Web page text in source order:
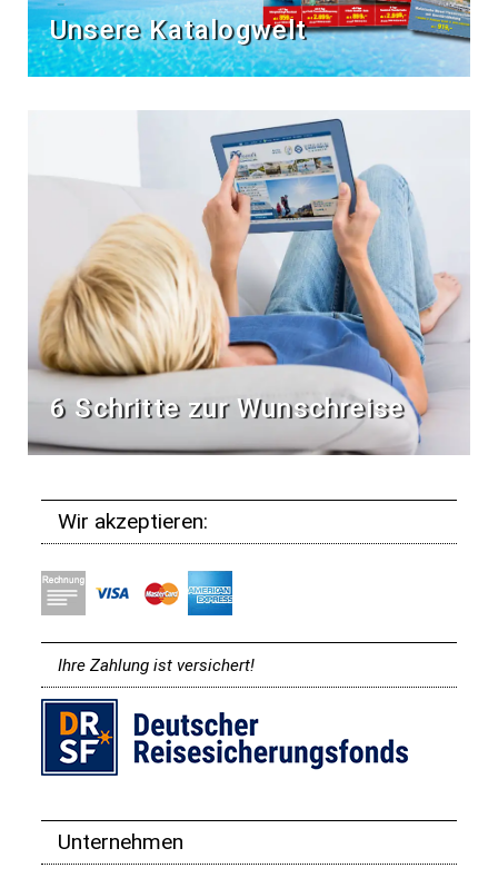
Unsere Katalogwelt
6 Schritte zur Wunschreise
Wir akzeptieren:
Ihre Zahlung ist versichert!
Unternehmen